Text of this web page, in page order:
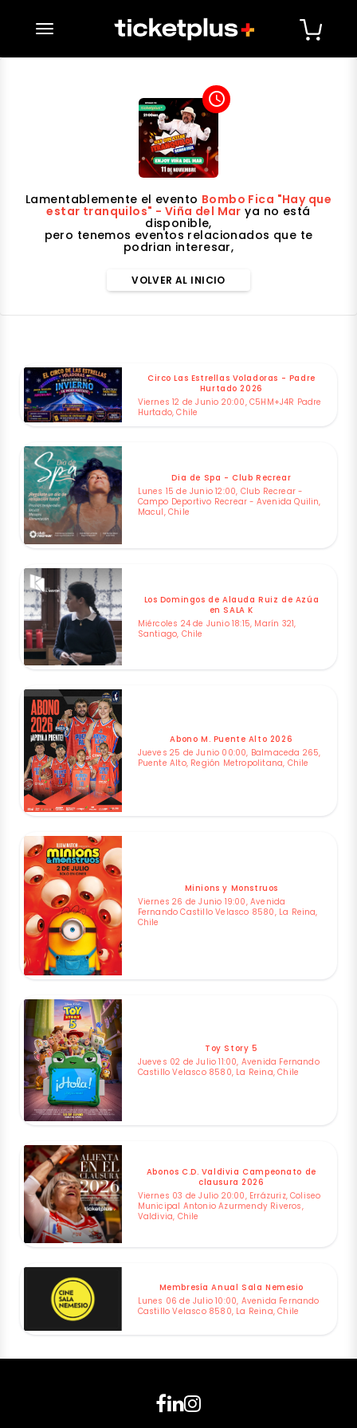
desplegar navegación
access_time
Lamentablemente el evento Bombo Fica "Hay que
estar tranquilos" - Viña del Mar ya no está
disponible,
pero tenemos eventos relacionados que te
podrian interesar,
VOLVER AL INICIO
Circo Las Estrellas Voladoras - Padre
Hurtado 2026
Viernes 12 de Junio 20:00, C5HM+J4R Padre
Hurtado, Chile
Dia de Spa - Club Recrear
Lunes 15 de Junio 12:00, Club Recrear -
Campo Deportivo Recrear - Avenida Quilin,
Macul, Chile
Los Domingos de Alauda Ruiz de Azúa
en SALA K
Miércoles 24 de Junio 18:15, Marín 321,
Santiago, Chile
Abono M. Puente Alto 2026
Jueves 25 de Junio 00:00, Balmaceda 265,
Puente Alto, Región Metropolitana, Chile
Minions y Monstruos
Viernes 26 de Junio 19:00, Avenida
Fernando Castillo Velasco 8580, La Reina,
Chile
Toy Story 5
Jueves 02 de Julio 11:00, Avenida Fernando
Castillo Velasco 8580, La Reina, Chile
Abonos C.D. Valdivia Campeonato de
clausura 2026
Viernes 03 de Julio 20:00, Errázuriz, Coliseo
Municipal Antonio Azurmendy Riveros,
Valdivia, Chile
Membresía Anual Sala Nemesio
Lunes 06 de Julio 10:00, Avenida Fernando
Castillo Velasco 8580, La Reina, Chile